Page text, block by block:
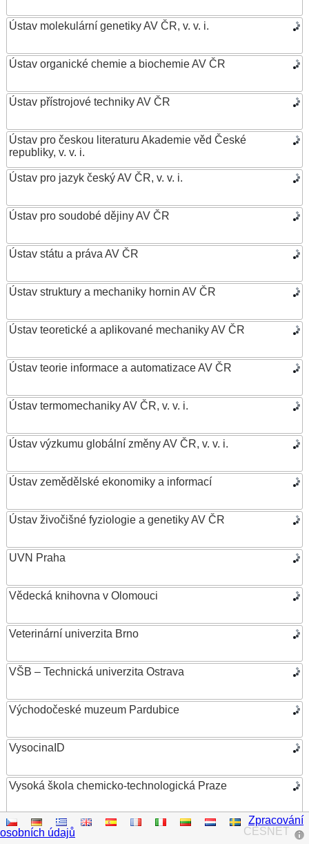
Ústav molekulární genetiky AV ČR, v. v. i.
Ústav organické chemie a biochemie AV ČR
Ústav přístrojové techniky AV ČR
Ústav pro českou literaturu Akademie věd České
republiky, v. v. i.
Ústav pro jazyk český AV ČR, v. v. i.
Ústav pro soudobé dějiny AV ČR
Ústav státu a práva AV ČR
Ústav struktury a mechaniky hornin AV ČR
Ústav teoretické a aplikované mechaniky AV ČR
Ústav teorie informace a automatizace AV ČR
Ústav termomechaniky AV ČR, v. v. i.
Ústav výzkumu globální změny AV ČR, v. v. i.
Ústav zemědělské ekonomiky a informací
Ústav živočišné fyziologie a genetiky AV ČR
UVN Praha
Vědecká knihovna v Olomouci
Veterinární univerzita Brno
VŠB – Technická univerzita Ostrava
Východočeské muzeum Pardubice
VysocinaID
Vysoká škola chemicko-technologická Praze
Vysoká škola ekonomická v Praze
CESNET
Zpracování
osobních údajů